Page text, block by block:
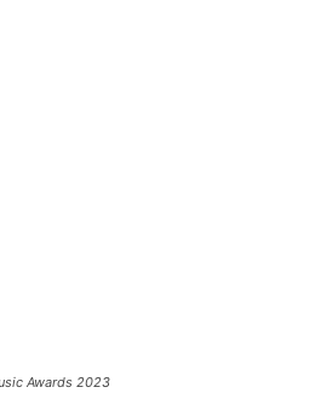
Awards 2023